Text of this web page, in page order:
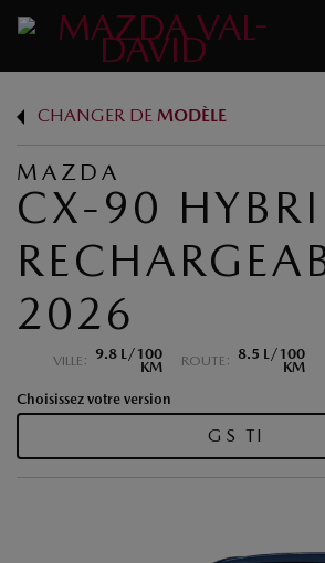
CHANGER DE MODÈLE
MAZDA
CX-90
2026
VILLE: 9.8 L/100
KM
ROUTE: 8.5 L/100
KM
Choisissez votre version
GS TI